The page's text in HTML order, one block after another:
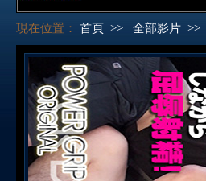
現在位置： 首頁 >> 全部影片 >>